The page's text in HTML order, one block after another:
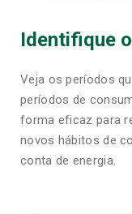
Identifique
Veja os períodos
períodos de
forma eficaz para
novos hábitos de
conta de energia.